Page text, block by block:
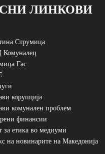
ЛИНКОВИ
Струмица
Гас
корупција
комунален проблем
финансии
за етика во медиуми
на новинарите на Македонија